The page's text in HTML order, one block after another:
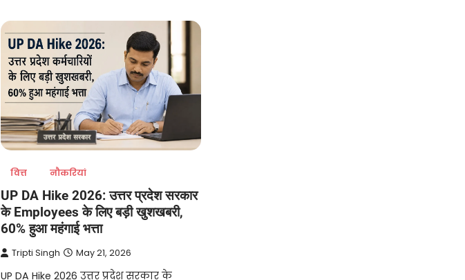
वित्त नौकरियां
UP DA Hike 2026: उत्तर प्रदेश सरकार
के Employees के लिए बड़ी खुशखबरी,
60% हुआ महंगाई भत्ता
Tripti Singh May 21, 2026
UP DA Hike 2026 उत्तर प्रदेश सरकार के